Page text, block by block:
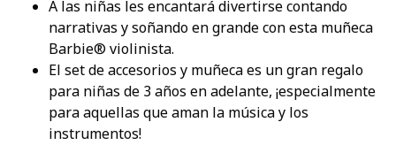
A las niñas les encantará divertirse contando
narrativas y soñando en grande con esta muñeca
Barbie® violinista.
El set de accesorios y muñeca es un gran regalo
para niñas de 3 años en adelante, ¡especialmente
para aquellas que aman la música y los
instrumentos!